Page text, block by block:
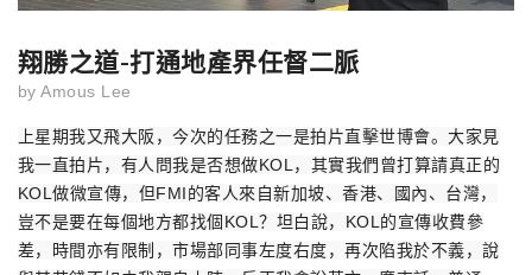
翔勝之道-打通地產界任督二脈
by Amous Lee
上星期我又飛大阪，今次的任務之一是拍片直擊世博會。大家見
我一直拍片，有人問我是否想做KOL，其實我們曾打算請真正的
KOL做微宣傳，但FMI的客人來自新加坡、香港、國內、台灣，
豈不是要在每個地方都找個 KOL？坦白說， KOL的宣傳收費參
差，時間亦有限制，市場部同事左度右度，再次陷我於不義，說